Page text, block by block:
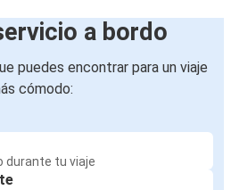
a bordo
puedes encontrar para un viaje
cómodo:
durante tu viaje